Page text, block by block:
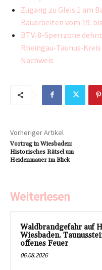
Zugang zu Gleis 1 am
Bauarbeiten vom 19.
BTV‑8-Sperrzone
Nachweis
Vorheriger Artikel
Vortrag in Wiesbaden:
Historisches Rätsel um
Heidenmauer im Blick
Weiterlesen
Waldbrandgefahr auf
Wiesbaden.
offenes Feuer
06.08.2026